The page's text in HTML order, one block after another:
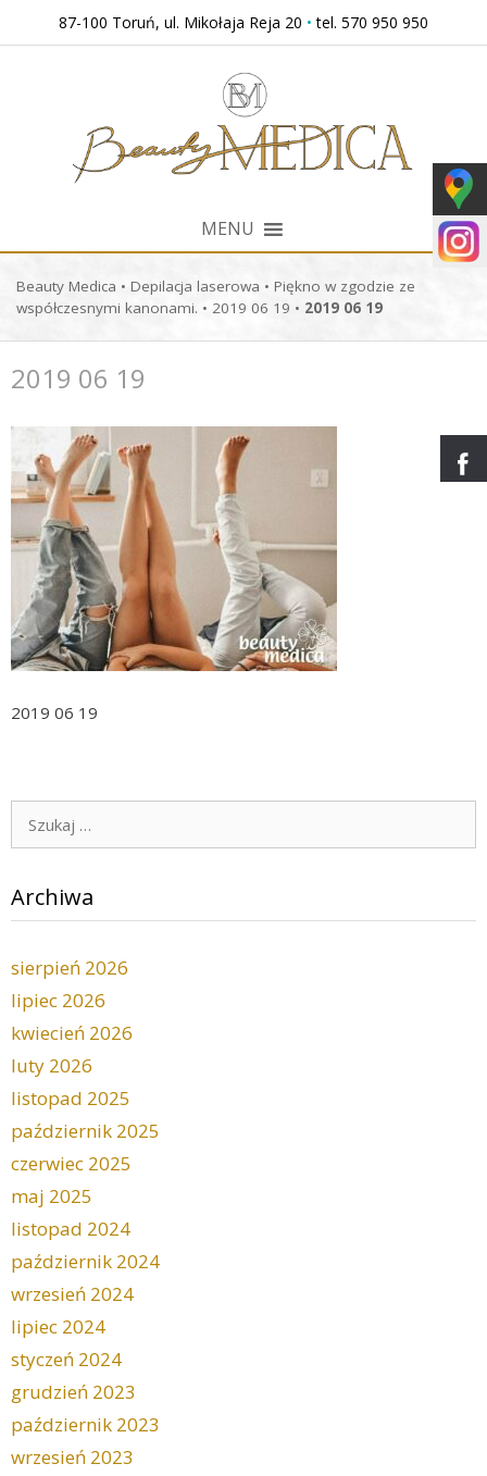
87-100 Toruń, ul. Mikołaja Reja 20 • tel. 570 950 950
MENU
Beauty Medica • Depilacja laserowa • Piękno w zgodzie ze
współczesnymi kanonami. • 2019 06 19 • 2019 06 19
2019 06 19
2019 06 19
Szukaj:
Archiwa
sierpień 2026
lipiec 2026
kwiecień 2026
luty 2026
listopad 2025
październik 2025
czerwiec 2025
maj 2025
listopad 2024
październik 2024
wrzesień 2024
lipiec 2024
styczeń 2024
grudzień 2023
październik 2023
wrzesień 2023